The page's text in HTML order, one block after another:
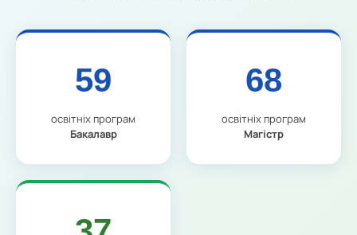
59
освітніх програм
Бакалавр
68
освітніх програм
Магістр